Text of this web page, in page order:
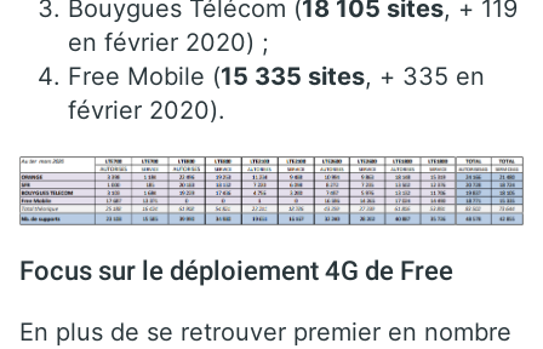
Bouygues Télécom (18 105 sites, + 119
en février 2020) ;
Free Mobile (15 335 sites, + 335 en
février 2020).
Focus sur le déploiement 4G de Free
En plus de se retrouver premier en nombre